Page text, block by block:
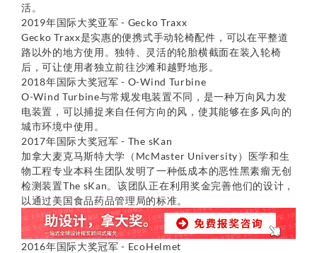
活。
2019年国际大奖亚军 - Gecko Traxx
Gecko Traxx是实惠的便携式手动轮椅配件，可以在平整道
路以外的地方使用。独特、灵活的轮胎横截面在装入轮椅
后，可让使用者独立前往沙滩和越野地形。
2018年国际大奖冠军 - O-Wind Turbine
O-Wind Turbine与常规发电装置不同，是一种万向风力发
电装置，可以捕捉来自任何方向的风，使其能够在多风向的
城市环境中使用。
2017年国际大奖冠军 - The sKan
加拿大麦克马斯特大学（McMaster University）医学和生
物工程专业本科生团队发明了一种低成本的恶性黑素瘤无创
检测装置The sKan。该团队正在利用奖金完善他们的设计，
以通过美国食品药品管理局的标准。
2016年国际大奖冠军 - EcoHelmet